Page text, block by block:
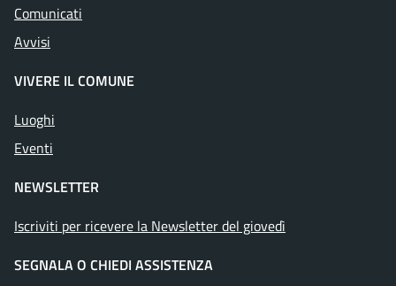
Comunicati
Avvisi
VIVERE IL COMUNE
Luoghi
Eventi
NEWSLETTER
Iscriviti per ricevere la Newsletter del giovedì
SEGNALA O CHIEDI ASSISTENZA